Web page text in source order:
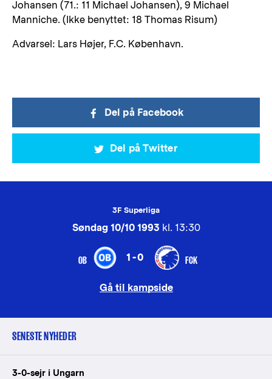
Johansen (71.: 11 Michael Johansen), 9 Michael
Manniche. (Ikke benyttet: 18 Thomas Risum)
Advarsel: Lars Højer, F.C. København.
Del på Facebook
Del på Twitter
3F Superliga
Søndag 10/10 1993 kl. 13:30
OB 1-0 FCK
Gå til kampside
SENESTE NYHEDER
3-0-sejr i Ungarn